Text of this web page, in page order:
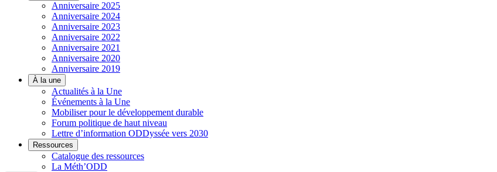
Anniversaire 2025
Anniversaire 2024
Anniversaire 2023
Anniversaire 2022
Anniversaire 2021
Anniversaire 2020
Anniversaire 2019
À la une
Actualités à la Une
Événements à la Une
Mobiliser pour le développement durable
Forum politique de haut niveau
Lettre d’information ODDyssée vers 2030
Ressources
Catalogue des ressources
La Méth’ODD